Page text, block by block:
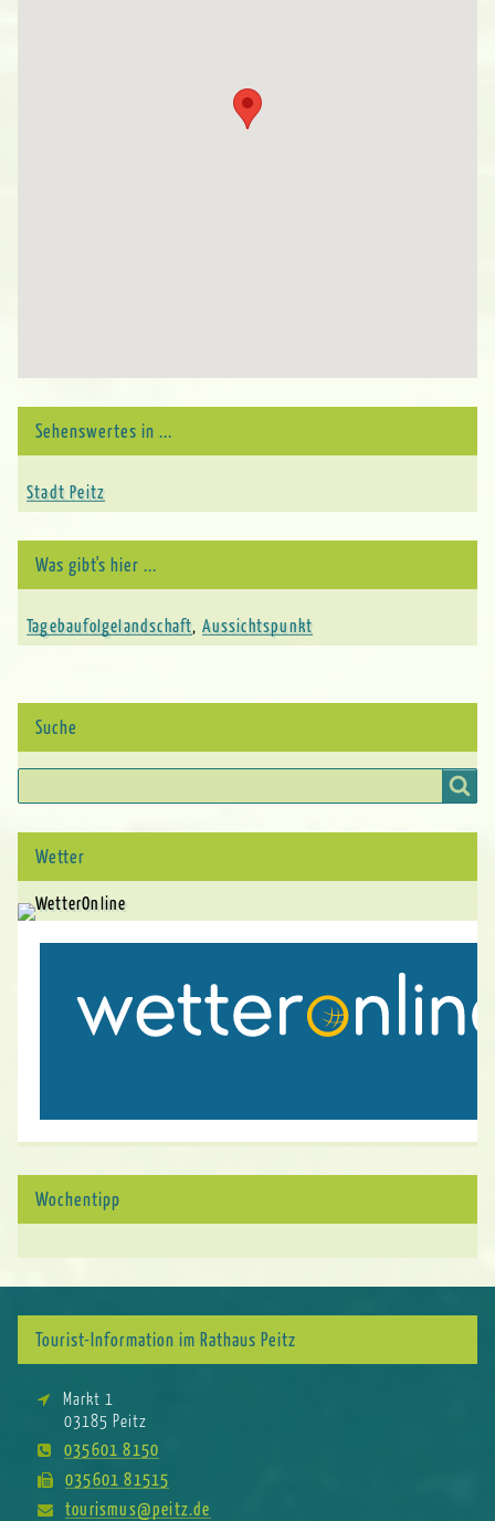
Sehenswertes in ...
Stadt Peitz
Was gibt's hier ...
Tagebaufolgelandschaft,Aussichtspunkt
Suche
Wetter
Wochentipp
Tourist-Information im Rathaus Peitz
Markt 1
03185 Peitz
035601 8150
035601 81515
tourismus@peitz.de